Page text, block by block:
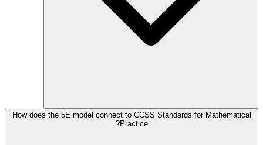
How does the 5E model connect to CCSS Standards for Mathematical
Practice?